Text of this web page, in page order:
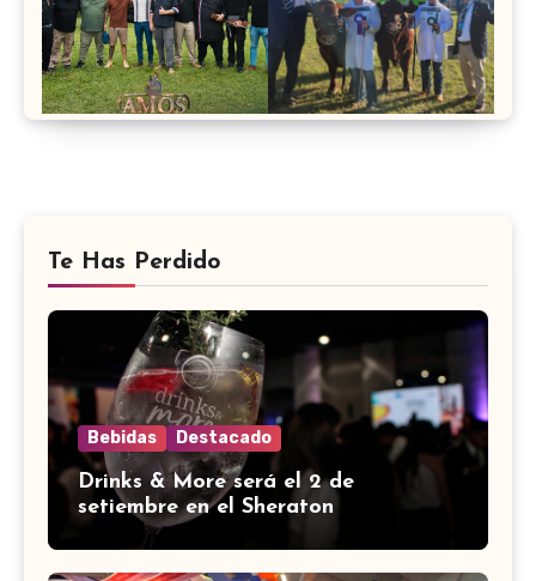
Te Has Perdido
Bebidas Destacado
Drinks & More será el 2 de
setiembre en el Sheraton